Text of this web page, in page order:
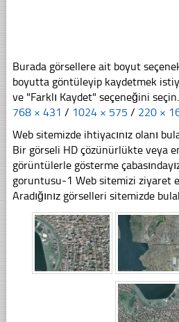
Burada görsellere ait boyut
boyutta göntüleyip kaydetmek
ve "Farklı Kaydet" seçeneğini seçin.
768 × 431 / 1024 × 575 / 220 ×
Web sitemizde ihtiyacınız olanı
Bir görseli HD çözünürlükte veya
görüntülerle gösterme
goruntusu-1 Web sitemizi ziyaret
Aradığınız görselleri sitemizde